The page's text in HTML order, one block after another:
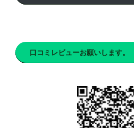
口コミレビューお願いします。